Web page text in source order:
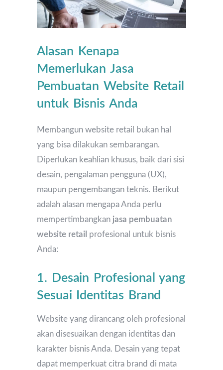
Alasan Kenapa
Memerlukan Jasa
Pembuatan Website Retail
untuk Bisnis Anda
Membangun website retail bukan hal
yang bisa dilakukan sembarangan.
Diperlukan keahlian khusus, baik dari sisi
desain, pengalaman pengguna (UX),
maupun pengembangan teknis. Berikut
adalah alasan mengapa Anda perlu
mempertimbangkan jasa pembuatan
website retail profesional untuk bisnis
Anda:
1. Desain Profesional yang
Sesuai Identitas Brand
Website yang dirancang oleh profesional
akan disesuaikan dengan identitas dan
karakter bisnis Anda. Desain yang tepat
dapat memperkuat citra brand di mata